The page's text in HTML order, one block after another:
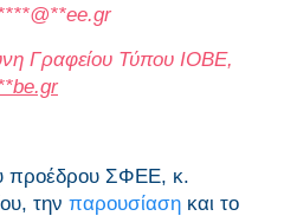
@**ee.gr
Γραφείου Τύπου ΙΟΒΕ,
be.gr
προέδρου ΣΦΕΕ, κ.
την παρουσίαση και το